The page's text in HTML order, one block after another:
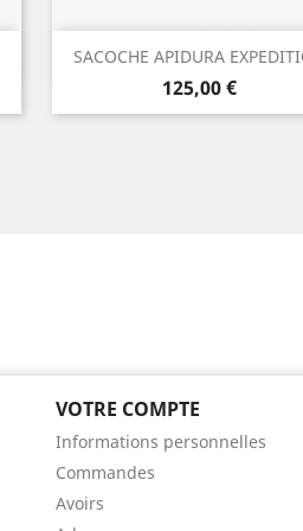
SACOCHE APIDURA
Prix
125,00 €
 Aperçu rapide
VOTRE COMPTE
Informations personnelles
Commandes
Avoirs